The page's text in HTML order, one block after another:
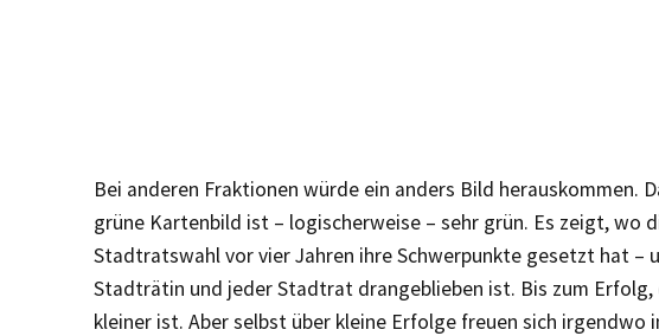
Bei anderen Fraktionen würde ein anders Bild herauskommen.
grüne Kartenbild ist – logischerweise – sehr grün. Es zeigt, wo
Stadtratswahl vor vier Jahren ihre Schwerpunkte gesetzt hat –
Stadträtin und jeder Stadtrat drangeblieben ist. Bis zum Erfolg,
kleiner ist. Aber selbst über kleine Erfolge freuen sich irgendwo